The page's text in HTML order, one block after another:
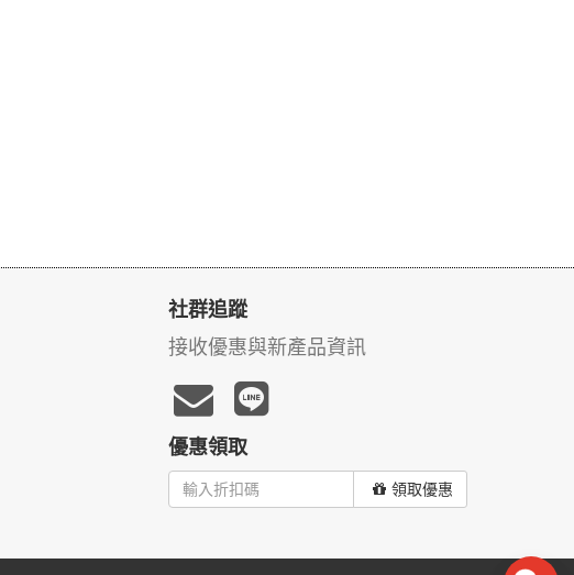
社群追蹤
接收優惠與新產品資訊
優惠領取
領取優惠